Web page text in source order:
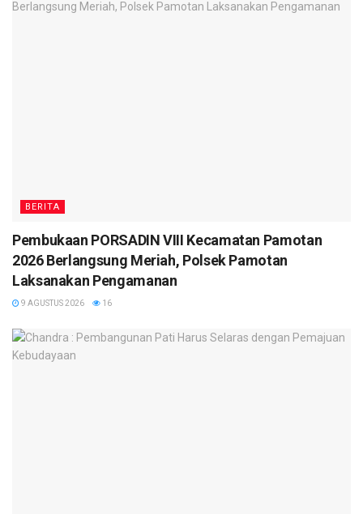
BERITA
Pembukaan PORSADIN VIII Kecamatan Pamotan
2026 Berlangsung Meriah, Polsek Pamotan
Laksanakan Pengamanan
9 AGUSTUS 2026 16